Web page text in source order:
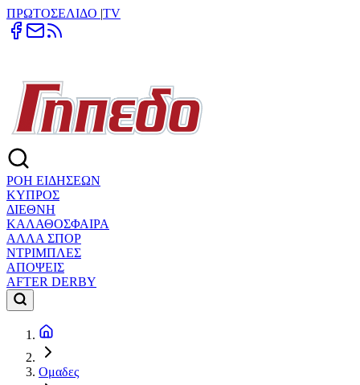
ΠΡΩΤΟΣΕΛΙΔΟ |TV
ΡΟΗ ΕΙΔΗΣΕΩΝ
ΚΥΠΡΟΣ
ΔΙΕΘΝΗ
ΚΑΛΑΘΟΣΦΑΙΡΑ
ΑΛΛΑ ΣΠΟΡ
ΝΤΡΙΜΠΛΕΣ
ΑΠΟΨΕΙΣ
AFTER DERBY
Ομαδες